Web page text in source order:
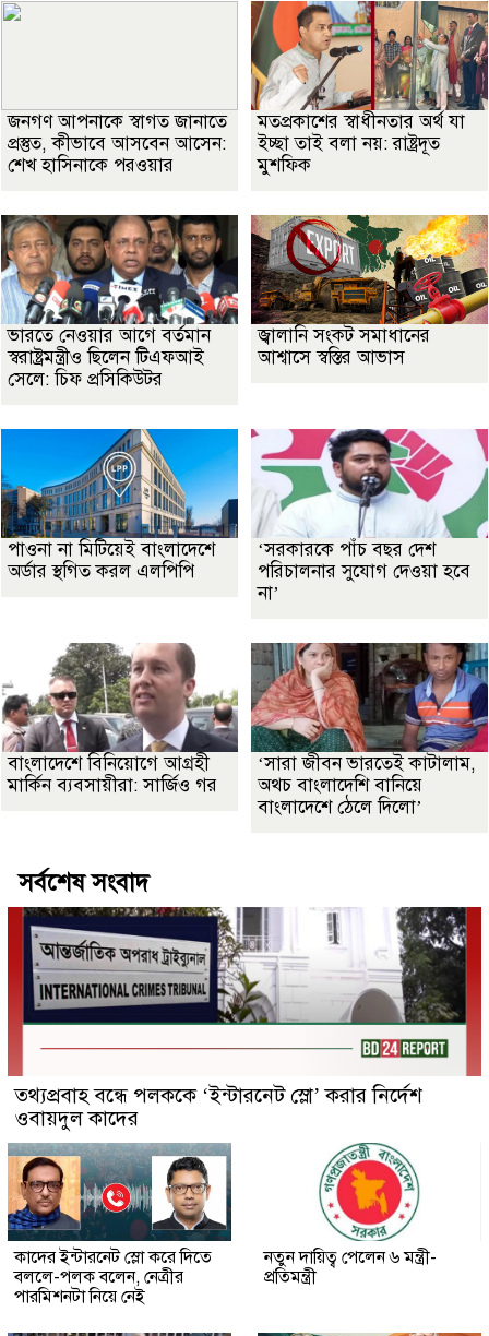
জনগণ আপনাকে স্বাগত জানাতে
প্রস্তুত, কীভাবে আসবেন আসেন:
শেখ হাসিনাকে পরওয়ার
মতপ্রকাশের স্বাধীনতার অর্থ যা
ইচ্ছা তাই বলা নয়: রাষ্ট্রদূত
মুশফিক
ভারতে নেওয়ার আগে বর্তমান
স্বরাষ্ট্রমন্ত্রীও ছিলেন টিএফআই
সেলে: চিফ প্রসিকিউটর
জ্বালানি সংকট সমাধানের
আশ্বাসে স্বস্তির আভাস
পাওনা না মিটিয়েই বাংলাদেশে
অর্ডার স্থগিত করল এলপিপি
‘সরকারকে পাঁচ বছর দেশ
পরিচালনার সুযোগ দেওয়া হবে
না’
বাংলাদেশে বিনিয়োগে আগ্রহী
মার্কিন ব্যবসায়ীরা: সার্জিও গর
‘সারা জীবন ভারতেই কাটালাম,
অথচ বাংলাদেশি বানিয়ে
বাংলাদেশে ঠেলে দিলো’
সর্বশেষ সংবাদ
তথ্যপ্রবাহ বন্ধে পলককে ‘ইন্টারনেট স্লো’ করার নির্দেশ
ওবায়দুল কাদের
কাদের ইন্টারনেট স্লো করে দিতে
বললে-পলক বলেন, নেত্রীর
পারমিশনটা নিয়ে নেই
নতুন দায়িত্ব পেলেন ৬ মন্ত্রী-
প্রতিমন্ত্রী